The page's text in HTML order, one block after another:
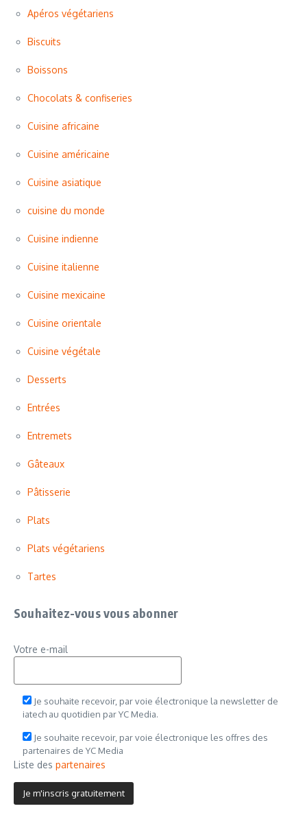
Apéros végétariens
Biscuits
Boissons
Chocolats & confiseries
Cuisine africaine
Cuisine américaine
Cuisine asiatique
cuisine du monde
Cuisine indienne
Cuisine italienne
Cuisine mexicaine
Cuisine orientale
Cuisine végétale
Desserts
Entrées
Entremets
Gâteaux
Pâtisserie
Plats
Plats végétariens
Tartes
Souhaitez-vous vous abonner
Votre e-mail
Je souhaite recevoir, par voie électronique la newsletter de
iatech au quotidien par YC Media.
Je souhaite recevoir, par voie électronique les offres des
partenaires de YC Media
Liste des partenaires